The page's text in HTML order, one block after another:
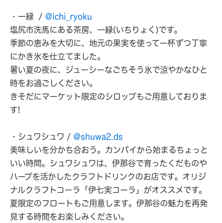
・一緑 / @ichi_ryoku
塩尻市洗馬にある茶房、一緑(いちりょく)です。
季節の恵みを大切に、地元の果実を使って一杯ずつ丁寧
にかき氷を仕立てました。
暑い夏の夜に、ジューシーなごちそう氷で涼やかなひと
時をお過ごしください。
きそだにマーケット限定のシロップもご用意しておりま
す!
・シュワシュワ / @shuwa2.ds
美味しいを分かち合おう。カンパイから始まるちょっと
いい時間。シュワシュワは、伊那谷で育ったくだものや
ハーブを活かしたクラフトドリンクのお店です。オリジ
ナルクラフトコーラ「伊七実コーラ」がオススメです。
夏限定のフロートもご用意します。伊那谷の魅力を再発
見する時間をお楽しみください。